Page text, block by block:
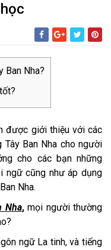
Ban Nha?
được giới thiệu với các
Ban Nha cho người
cho các bạn những
ngữ cũng như áp dụng
Nha.
Nha,mọi người thường
ngữ La tinh, và tiếng